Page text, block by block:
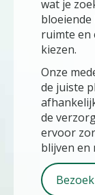
wat je
ruimte en
kiezen.
Onze
de juiste
de
ervoor
blijven en